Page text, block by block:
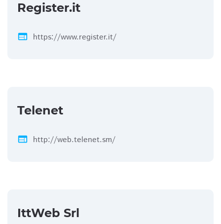
Register.it
web https://www.register.it/
Telenet
web http://web.telenet.sm/
IttWeb Srl